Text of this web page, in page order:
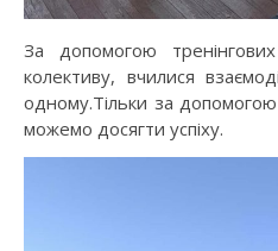
За допомогою
колективу, вчилися
одному.Тільки за допомогою
можемо досягти успіху.